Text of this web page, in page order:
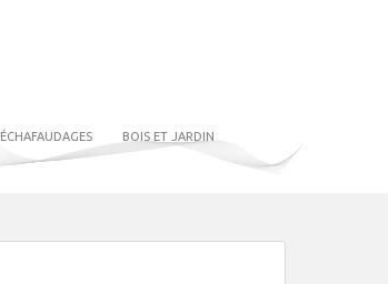
ÉCHAFAUDAGES BOIS ET JARDIN